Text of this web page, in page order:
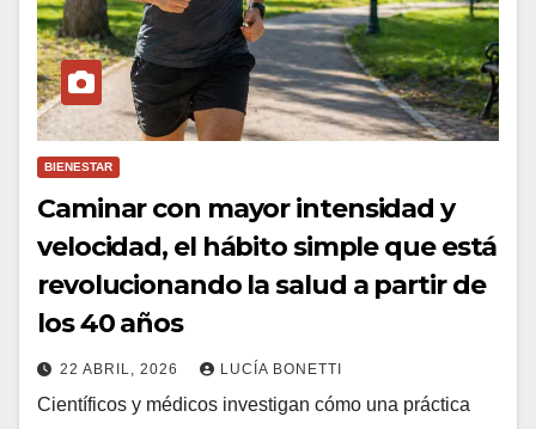
BIENESTAR
Caminar con mayor intensidad y
velocidad, el hábito simple que está
revolucionando la salud a partir de
los 40 años
22 ABRIL, 2026 LUCÍA BONETTI
Científicos y médicos investigan cómo una práctica